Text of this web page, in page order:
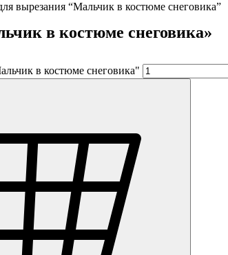
вырезания “Мальчик в костюме снеговика”
в костюме снеговика»
в костюме снеговика"